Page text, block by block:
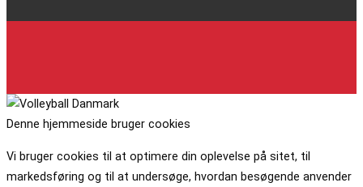
Denne hjemmeside bruger cookies
Vi bruger cookies til at optimere din oplevelse på sitet, til
markedsføring og til at undersøge, hvordan besøgende anvender